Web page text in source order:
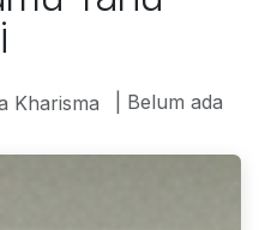
Kharisma
| Belum ada